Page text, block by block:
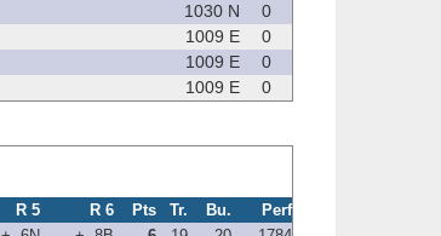
1030 N
0
1009 E
0
1009 E
0
1009 E 0
R 5 R 6 Pts Tr. Bu.
Perf